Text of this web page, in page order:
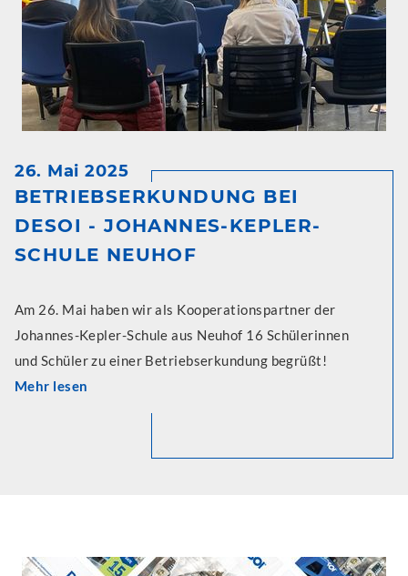
26. Mai 2025
BETRIEBSERKUNDUNG BEI
DESOI - JOHANNES-KEPLER-
SCHULE NEUHOF
Am 26. Mai haben wir als Kooperationspartner der
Johannes-Kepler-Schule aus Neuhof 16 Schülerinnen
und Schüler zu einer Betriebserkundung begrüßt!
Mehr lesen